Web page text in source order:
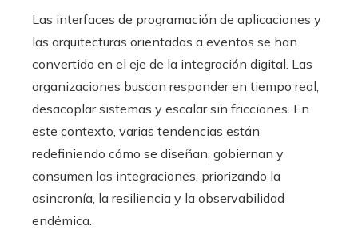
Las interfaces de programación de aplicaciones y
las arquitecturas orientadas a eventos se han
convertido en el eje de la integración digital. Las
organizaciones buscan responder en tiempo real,
desacoplar sistemas y escalar sin fricciones. En
este contexto, varias tendencias están
redefiniendo cómo se diseñan, gobiernan y
consumen las integraciones, priorizando la
asincronía, la resiliencia y la observabilidad
endémica.